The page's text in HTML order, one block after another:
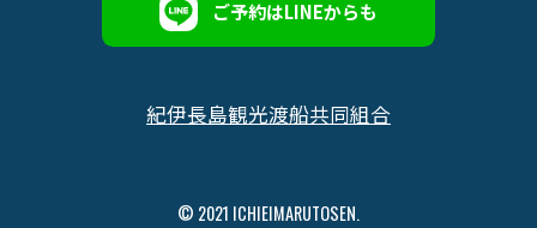
ご予約はLINEからも
紀伊長島観光渡船共同組合
© 2021 ICHIEIMARUTOSEN.